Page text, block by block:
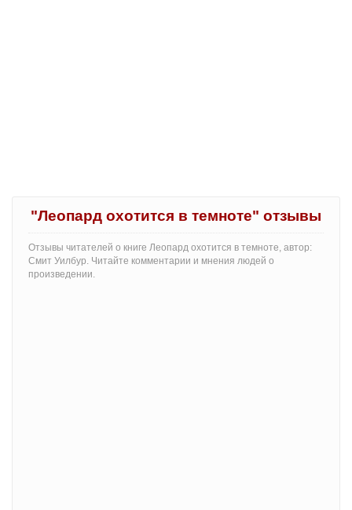
"Леопард охотится в темноте" отзывы
Отзывы читателей о книге Леопард охотится в темноте, автор:
Смит Уилбур. Читайте комментарии и мнения людей о
произведении.